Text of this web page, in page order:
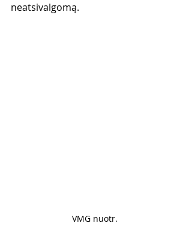
neatsivalgomą.
VMG nuotr.